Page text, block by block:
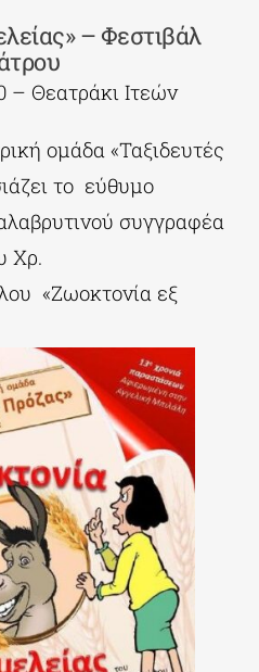
– Φεστιβάλ
– Θεατράκι Ιτεών
ομάδα «Ταξιδευτές
το εύθυμο
συγγραφέα
Χρ.
«Ζωοκτονία εξ